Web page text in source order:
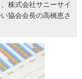
株式会社サニーサイ
協会会長の高橋恵さ